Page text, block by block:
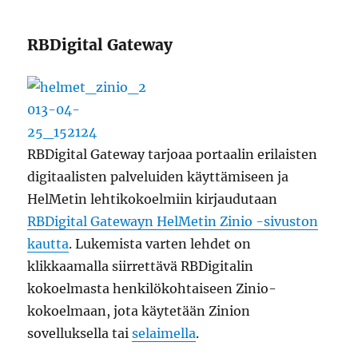
RBDigital Gateway
RBDigital Gateway tarjoaa portaalin erilaisten
digitaalisten palveluiden käyttämiseen ja
HelMetin lehtikokoelmiin kirjaudutaan
RBDigital Gatewayn HelMetin Zinio -sivuston
kautta. Lukemista varten lehdet on
klikkaamalla siirrettävä RBDigitalin
kokoelmasta henkilökohtaiseen Zinio-
kokoelmaan, jota käytetään Zinion
sovelluksella taiselaimella.